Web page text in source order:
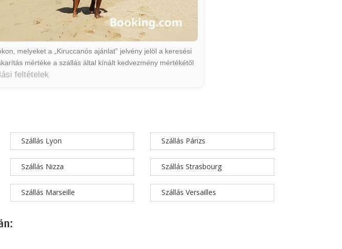
melyeket a „Kiruccanós ajánlat” jelvény jelöl a keresési
mértéke a szállás által kínált kedvezmény mértékétől
feltételek
Szállás Lyon
Szállás Nizza
Szállás Marseille
Szállás Párizs
Szállás Strasbourg
Szállás Versailles